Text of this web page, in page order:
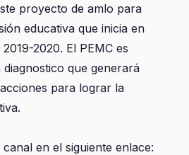
proyecto de amlo para
educativa que inicia en
2020. El PEMC es
que generará
para lograr la
en el siguiente enlace: